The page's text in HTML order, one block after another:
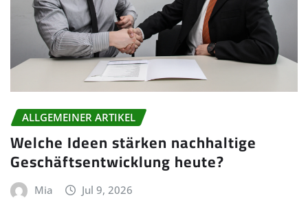
ALLGEMEINER ARTIKEL
Welche Ideen stärken nachhaltige
Geschäftsentwicklung heute?
Mia Jul 9, 2026